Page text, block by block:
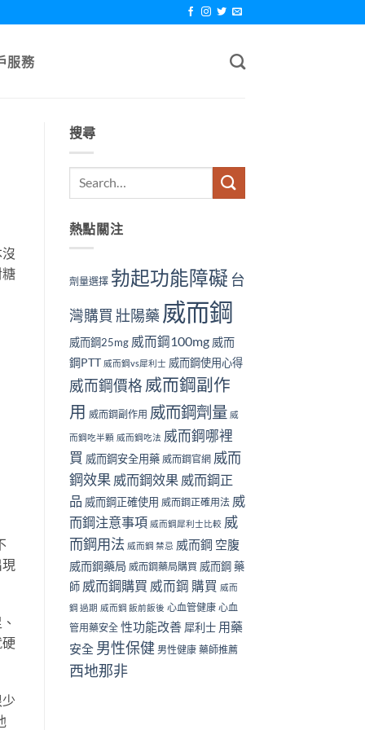
服務
搜尋
熱點關注
劑量選擇 勃起功能障礙 台
灣購買 壯陽藥 威而鋼
威而鋼25mg 威而鋼100mg 威而
鋼PTT 威而鋼vs犀利士 威而鋼使用心得
威而鋼價格 威而鋼副作
用 威而鋼副作用 威而鋼劑量 威
而鋼吃半顆 威而鋼吃法 威而鋼哪裡
買 威而鋼安全用藥 威而鋼官網 威而
鋼效果 威而鋼效果 威而鋼正
品 威而鋼正確使用 威而鋼正確用法 威
而鋼注意事項 威而鋼犀利士比較 威
而鋼用法 威而鋼 禁忌 威而鋼 空腹
威而鋼藥局 威而鋼藥局購買 威而鋼 藥
師 威而鋼購買 威而鋼 購買 威而
鋼 過期 威而鋼 飯前飯後 心血管健康 心血
管用藥安全 性功能改善 犀利士 用藥
安全 男性保健 男性健康 藥師推薦
西地那非